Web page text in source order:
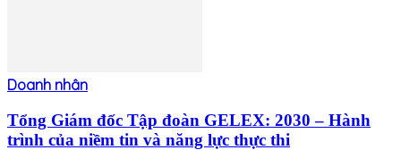
Doanh nhân
Tổng Giám đốc Tập đoàn GELEX: 2030 – Hành
trình của niềm tin và năng lực thực thi